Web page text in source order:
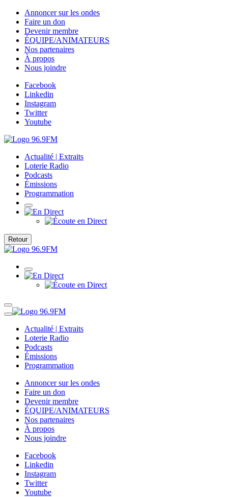
Annoncer sur les ondes
Faire un don
Devenir membre
ÉQUIPE/ANIMATEURS
Nos partenaires
À propos
Nous joindre
Facebook
Linkedin
Instagram
Twitter
Youtube
Actualité | Extraits
Loterie Radio
Podcasts
Émissions
Programmation
Retour
Actualité | Extraits
Loterie Radio
Podcasts
Émissions
Programmation
Annoncer sur les ondes
Faire un don
Devenir membre
ÉQUIPE/ANIMATEURS
Nos partenaires
À propos
Nous joindre
Facebook
Linkedin
Instagram
Twitter
Youtube